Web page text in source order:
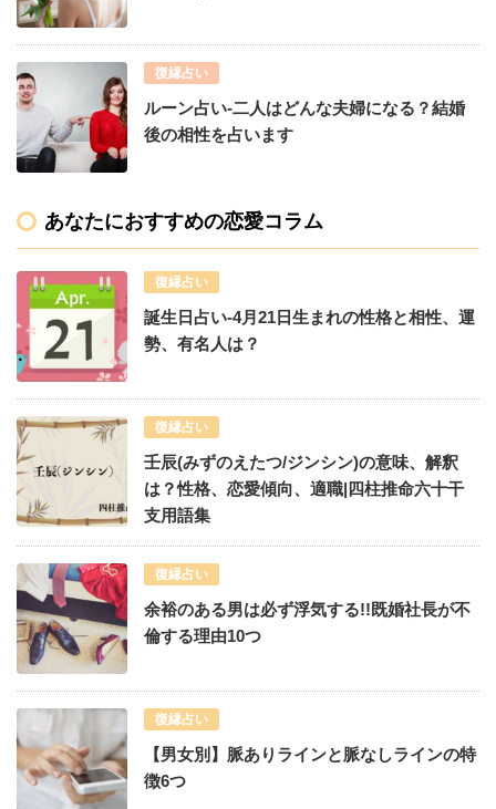
復縁占い
ルーン占い-二人はどんな夫婦になる？結婚
後の相性を占います
あなたにおすすめの恋愛コラム
復縁占い
誕生日占い-4月21日生まれの性格と相性、運
勢、有名人は？
復縁占い
壬辰(みずのえたつ/ジンシン)の意味、解釈
は？性格、恋愛傾向、適職|四柱推命六十干
支用語集
復縁占い
余裕のある男は必ず浮気する!!既婚社長が不
倫する理由10つ
復縁占い
【男女別】脈ありラインと脈なしラインの特
徴6つ